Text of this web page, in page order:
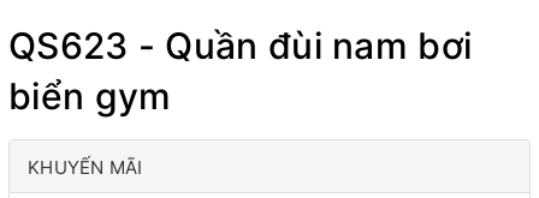
QS623 - Quần đùi nam bơi
biển gym
KHUYẾN MÃI